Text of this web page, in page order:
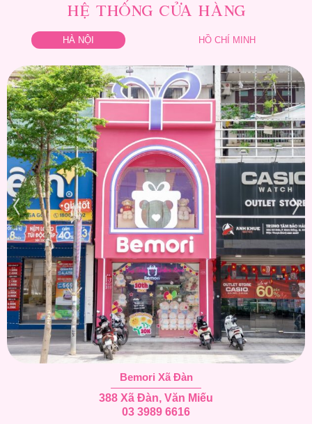
HỆ THỐNG CỬA HÀNG
HÀ NỘI HỒ CHÍ MINH
Bemori Xã Đàn
388 Xã Đàn, Văn Miếu
03 3989 6616